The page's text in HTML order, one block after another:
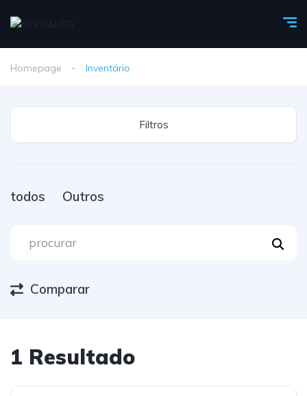
Homepage Inventário
Filtros
todos Outros
Comparar
1 Resultado